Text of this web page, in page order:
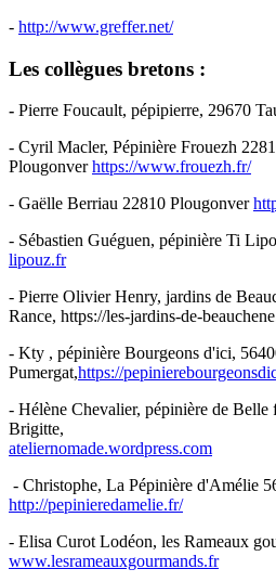
- http://www.greffer.net/
Les collègues bretons :
- Pierre Foucault, pépipierre, 29670
- Cyril Macler, Pépinière Frouezh
Plougonverhttps://www.frouezh.fr/
- Gaëlle Berriau 22810 Plougonver
- Sébastien Guéguen, pépinière Ti
lipouz.fr
- Pierre Olivier Henry, jardins de
Rance, https://les-jardins-de-
- Kty , pépinière Bourgeons d'ici,
Pumergat,https://
- Hélène Chevalier, pépinière de Belle
Brigitte,
ateliernomade.wordpress.com
- Christophe, La Pépinière d'Amélie
http://pepinieredamelie.fr/
- Elisa Curot Lodéon, les Rameaux
www.lesrameauxgourmands.fr